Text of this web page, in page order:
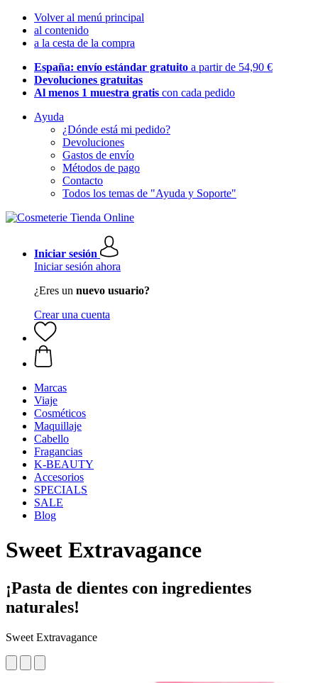
Volver al menú principal
al contenido
a la cesta de la compra
España: envío estándar gratuito a partir de 54,90 €
Devoluciones gratuitas
Al menos 1 muestra gratis con cada pedido
Ayuda
¿Dónde está mi pedido?
Devoluciones
Gastos de envío
Métodos de pago
Contacto
Todos los temas de "Ayuda y Soporte"
Iniciar sesión
Iniciar sesión ahora
¿Eres un nuevo usuario?
Crear una cuenta
Marcas
Viaje
Cosméticos
Maquillaje
Cabello
Fragancias
K-BEAUTY
Accesorios
SPECIALS
SALE
Blog
Sweet Extravagance
¡Pasta de dientes con ingredientes
naturales!
Sweet Extravagance